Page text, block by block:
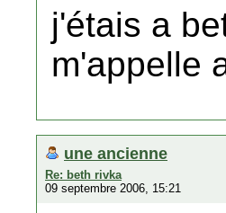
j'étais a
m'appelle
une ancienne
Re: beth rivka
09 septembre 2006, 15:21